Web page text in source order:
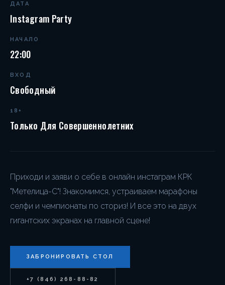
ДАТА
Instagram Party
НАЧАЛО
22:00
ВХОД
Свободный
18+
Только Для Совершеннолетних
Приходи и заяви о себе в онлайн инстаграм КРК
"Метелица-С"! Знакомимся, устраиваем марафоны
селфи и чемпионаты по сториз! И все это на двух
гигантских экранах на главной сцене!
ЗАБРОНИРОВАТЬ СТОЛ
+7 (846) 268-88-82